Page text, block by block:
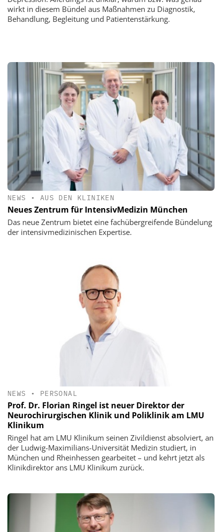
wirkt in diesem Bündel aus Maßnahmen zu Diagnostik,
Behandlung, Begleitung und Patientenstärkung.
NEWS • AUS DEN KLINIKEN
Neues Zentrum für IntensivMedizin München
Das neue Zentrum bietet eine fachübergreifende Bündelung
der intensivmedizinischen Expertise.
NEWS • PERSONAL
Prof. Dr. Florian Ringel ist neuer Direktor der
Neurochirurgischen Klinik und Poliklinik am LMU
Klinikum
Ringel hat am LMU Klinikum seinen Zivildienst absolviert, an
der Ludwig-Maximilians-Universität Medizin studiert, in
München und Rheinhessen gearbeitet – und kehrt jetzt als
Klinikdirektor ans LMU Klinikum zurück.